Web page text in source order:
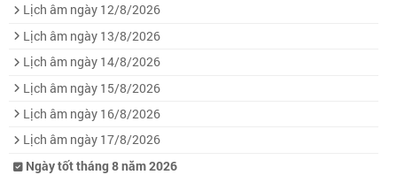
Lịch âm ngày 12/8/2026
Lịch âm ngày 13/8/2026
Lịch âm ngày 14/8/2026
Lịch âm ngày 15/8/2026
Lịch âm ngày 16/8/2026
Lịch âm ngày 17/8/2026
Ngày tốt tháng 8 năm 2026